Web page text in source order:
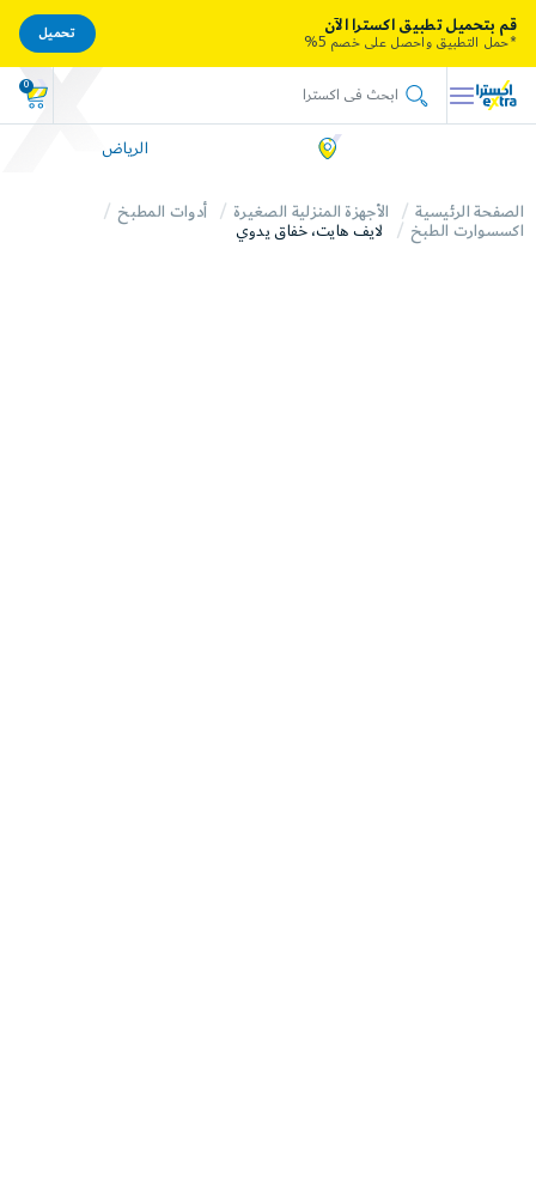
0
الرياض
الصفحة الرئيسية الأجهزة المنزلية الصغيرة
أدوات المطبخ
اكسسوارت الطبخ
لايف هايت، خفاق يدوي
قم بتحميل تطبيق اكسترا الآن
*حمل التطبيق واحصل على خصم 5%
تحميل